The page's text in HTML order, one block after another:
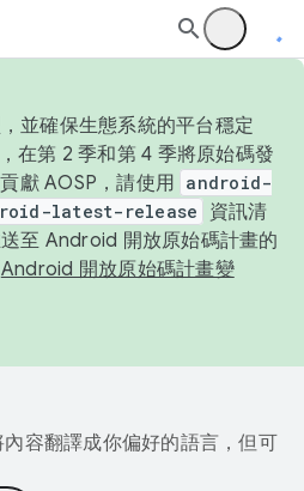
並確保生態系統的平台穩定
在第 2 季和第 4 季將原始碼發
獻 AOSP，請使用 android-
latest-release
資訊清
至 Android 開放原始碼計畫的
Android 開放原始碼計畫變
容翻譯成你偏好的語言，但可